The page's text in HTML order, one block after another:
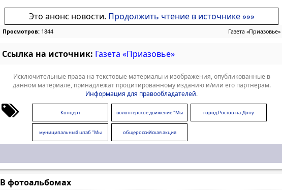
Это анонс новости. Продолжить чтение в источнике »»»
Просмотров: 1844 Газета «Приазовье»
Ссылка на источник: Газета «Приазовье»
Исключительные права на текстовые материалы и изображения, опубликованные в
данном материале, принадлежат процитированному изданию и/или его партнерам.
Информация для правообладателей.
Концерт
волонтерское движение "Мы
вместе!"
город Ростов-на-Дону
муниципальный штаб "Мы
вместе"
общероссийская акция
"МыВместе"
В фотоальбомах